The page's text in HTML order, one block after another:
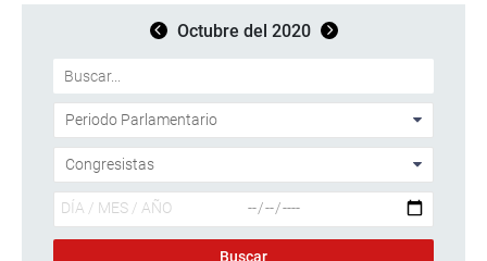
Octubre del 2020